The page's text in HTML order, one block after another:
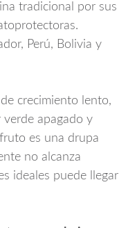
tradicional por sus
Perú, Bolivia y
crecimiento lento,
verde apagado y
es una drupa
no alcanza
ideales puede llegar